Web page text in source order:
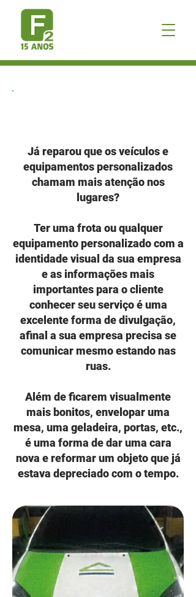
Já reparou que os veículos e
equipamentos personalizados
chamam mais atenção nos
lugares?
Ter uma frota ou qualquer
equipamento personalizado com a
identidade visual da sua empresa
e as informações mais
importantes para o cliente
conhecer seu serviço é uma
excelente forma de divulgação,
afinal a sua empresa precisa se
comunicar mesmo estando nas
ruas.
Além de ficarem visualmente
mais bonitos, envelopar uma
mesa, uma geladeira, portas, etc.,
é uma forma de dar uma cara
nova e reformar um objeto que já
estava depreciado com o tempo.